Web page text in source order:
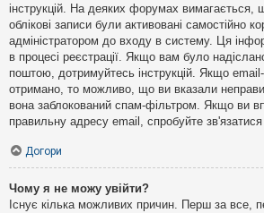
інструкцій. На деяких форумах вимагається,
облікові записи були активовані самостійно
адміністратором до входу в систему. Ця
в процесі реєстрації. Якщо вам було
поштою, дотримуйтесь інструкцій. Якщо
отримано, то можливо, що ви вказали
вона заблокований спам-фільтром. Якщо ви
правильну адресу email, спробуйте зв'язатися
Догори
Чому я не можу увійти?
Існує кілька можливих причин. Перш за все,